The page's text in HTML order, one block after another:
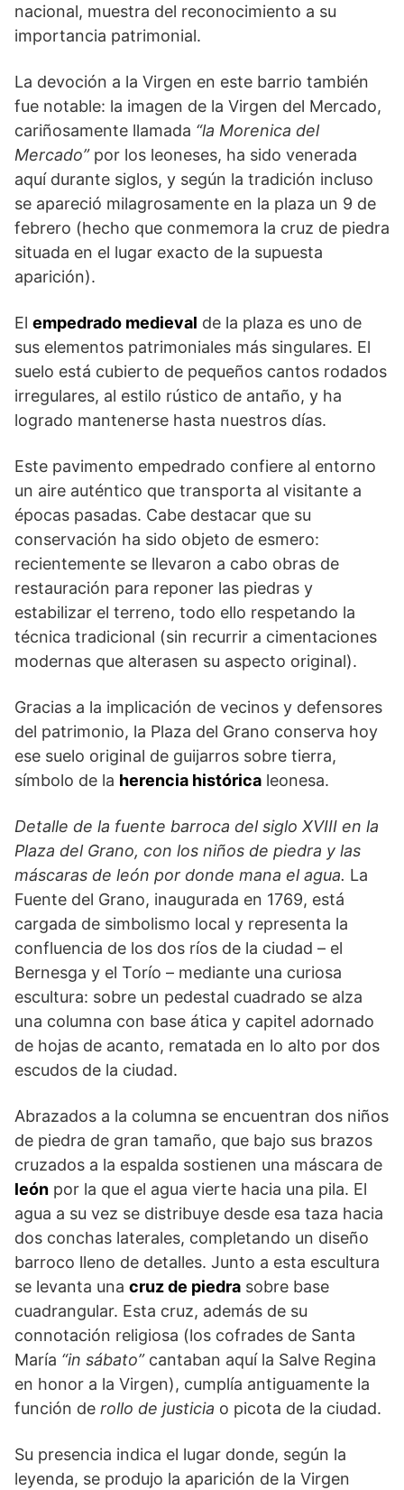
nacional, muestra del reconocimiento a su
importancia patrimonial.
La devoción a la Virgen en este barrio también
fue notable: la imagen de la Virgen del Mercado,
cariñosamente llamada “la Morenica del
Mercado”por los leoneses, ha sido venerada
aquí durante siglos, y según la tradición incluso
se apareció milagrosamente en la plaza un 9 de
febrero (hecho que conmemora la cruz de piedra
situada en el lugar exacto de la supuesta
aparición).
El empedrado medieval de la plaza es uno de
sus elementos patrimoniales más singulares. El
suelo está cubierto de pequeños cantos rodados
irregulares, al estilo rústico de antaño, y ha
logrado mantenerse hasta nuestros días.
Este pavimento empedrado confiere al entorno
un aire auténtico que transporta al visitante a
épocas pasadas. Cabe destacar que su
conservación ha sido objeto de esmero:
recientemente se llevaron a cabo obras de
restauración para reponer las piedras y
estabilizar el terreno, todo ello respetando la
técnica tradicional (sin recurrir a cimentaciones
modernas que alterasen su aspecto original).
Gracias a la implicación de vecinos y defensores
del patrimonio, la Plaza del Grano conserva hoy
ese suelo original de guijarros sobre tierra,
símbolo de la herencia histórica leonesa.
Detalle de la fuente barroca del siglo XVIII en la
Plaza del Grano, con los niños de piedra y las
máscaras de león por donde mana el agua. La
Fuente del Grano, inaugurada en 1769, está
cargada de simbolismo local y representa la
confluencia de los dos ríos de la ciudad – el
Bernesga y el Torío – mediante una curiosa
escultura: sobre un pedestal cuadrado se alza
una columna con base ática y capitel adornado
de hojas de acanto, rematada en lo alto por dos
escudos de la ciudad.
Abrazados a la columna se encuentran dos niños
de piedra de gran tamaño, que bajo sus brazos
cruzados a la espalda sostienen una máscara de
león por la que el agua vierte hacia una pila. El
agua a su vez se distribuye desde esa taza hacia
dos conchas laterales, completando un diseño
barroco lleno de detalles. Junto a esta escultura
se levanta una cruz de piedra sobre base
cuadrangular. Esta cruz, además de su
connotación religiosa (los cofrades de Santa
María “in sábato”cantaban aquí la Salve Regina
en honor a la Virgen), cumplía antiguamente la
función de rollo de justicia o picota de la ciudad.
Su presencia indica el lugar donde, según la
leyenda, se produjo la aparición de la Virgen